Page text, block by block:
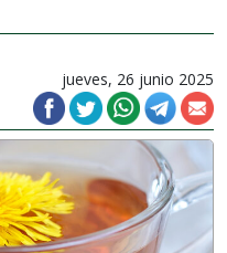
jueves, 26 junio 2025